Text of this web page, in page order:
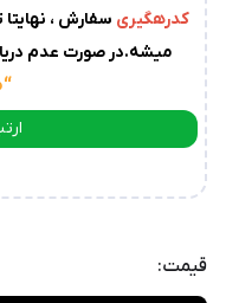
کاریمی
باشد.
عدم
کدرهگیریاز
پست،جهت
دریافت
کدرهگیری سفارش ، نهایتا تا
میشه.در صورت عدم
قیمت: